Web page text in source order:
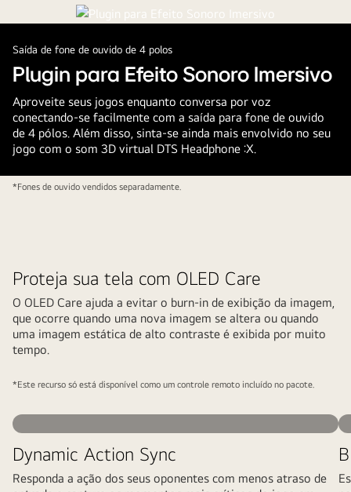
Saída de fone de ouvido de 4 polos
Plugin para Efeito Sonoro Imersivo
Aproveite seus jogos enquanto conversa por voz
conectando-se facilmente com a saída para fone de ouvido
de 4 pólos. Além disso, sinta-se ainda mais envolvido no seu
jogo com o som 3D virtual DTS Headphone :X.
*Fones de ouvido vendidos separadamente.
Proteja sua tela com OLED Care
O OLED Care ajuda a evitar o burn-in de exibição da imagem,
que ocorre quando uma nova imagem se altera ou quando
uma imagem estática de alto contraste é exibida por muito
tempo.
*Este recurso só está disponível como um controle remoto incluído no pacote.
Dynamic Action Sync
Responda a ação dos seus oponentes com menos atraso de